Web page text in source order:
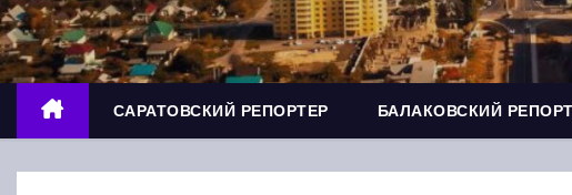
о
м
у
САРАТОВСКИЙ РЕПОРТЕР БАЛАКОВСКИЙ